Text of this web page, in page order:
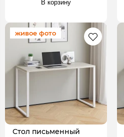
В корзину
живое фото
Стол письменный